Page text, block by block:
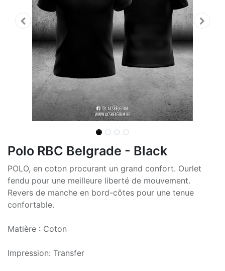
Polo RBC Belgrade - Black
POLO, en coton procurant un grand confort. Ourlet
fendu pour une meilleure liberté de mouvement.
Revers de manche en bord-côtes pour une tenue
confortable.
Matière : Coton
Impression: Transfer